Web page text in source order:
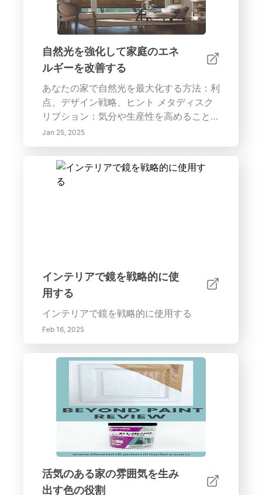
の認識を高めることまで、専門家のヒント
と革新的な技術を用いて、あなたの個人的
なスタイルを反映した魅力的でスタイリッ
シュ、かつ実用的なインテリアを作成する
のをお手伝いします。美しさと機能性を称
える効果的な照明戦略で、あなたの家を変
身させましょう。
自然光を強化して家庭のエネ
ルギーを改善する
あなたの家で自然光を最大化する方法：利
点、デザイン戦略、ヒント メタディスク
リプション：気分や生産性を高めることか
らエネルギー効率の向上まで、自然光があ
なたの家にもたらす多くの利点を発見して
ください。より明るく健康的な生活空間を
作るための効果的なデザイン戦略、スマー
ト技術、ランドスケープのヒントを探求し
ートメント、光のためのランドスケーピン
グ。ヘッダー 1：家庭のデザインにおける
自然光の重要性 サブヘッダー：自然光の
利点- 日光にさらされることで気分と健康
が向上- 人工照明への依存を減らすことで
エネルギーを節約- 美的魅力を高め、ポジ
ティブな室内環境を創造。サブヘッダー：
自然光を最大化するための戦略- オープン
プランを設計し、戦略的に配置された窓を
使用- 光を増幅するために反射面を取り入
れる- 光の制御とエネルギー効率のために
適切なウィンドウトリートメントを選択。
サブヘッダー：自然光のためのランドスケ
ープ- ランドスケープが家への光の流れに
どう影響するかを理解する- 光を妨げずに
入る植物を選ぶ- 外部要素を利用して光を
Jan 25, 2025
インテリアで鏡を戦略的に使
用する
インテリアで鏡を戦略的に使用する
Feb 16, 2025
活気のある家の雰囲気を生み
出す色の役割